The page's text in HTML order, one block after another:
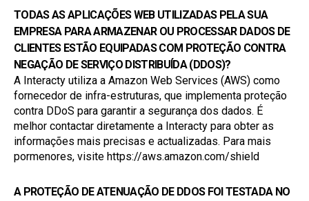
TODAS AS APLICAÇÕES WEB UTILIZADAS PELA SUA
EMPRESA PARA ARMAZENAR OU PROCESSAR DADOS DE
CLIENTES ESTÃO EQUIPADAS COM PROTEÇÃO CONTRA
NEGAÇÃO DE SERVIÇO DISTRIBUÍDA (DDOS)?
A Interacty utiliza a Amazon Web Services (AWS) como
fornecedor de infra-estruturas, que implementa proteção
contra DDoS para garantir a segurança dos dados. É
melhor contactar diretamente a Interacty para obter as
informações mais precisas e actualizadas. Para mais
pormenores, visite https://aws.amazon.com/shield
A PROTEÇÃO DE ATENUAÇÃO DE DDOS FOI TESTADA NO